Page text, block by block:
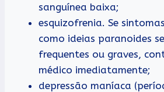
sanguínea baixa;
esquizofrenia. Se
como ideias paranoides
frequentes ou graves,
médico imediatamente;
depressão maníaca